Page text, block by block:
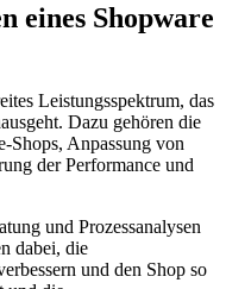
eines Shopware
Leistungsspektrum, das
Dazu gehören die
Anpassung von
der Performance und
und Prozessanalysen
dabei, die
und den Shop so